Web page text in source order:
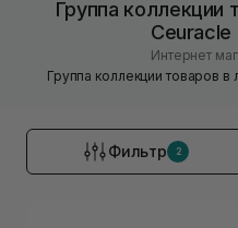
Группа коллекции
Ceuracle
Интернет
Группа коллекции товаров
Фильтр 2